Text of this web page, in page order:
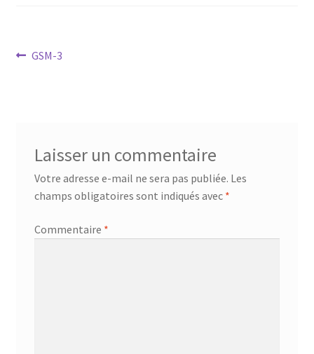
Me contacter
Vidéos
Navigation
Article
GSM-3
Laisser un commentaire
Votre adresse e-mail ne sera pas publiée. Les
champs obligatoires sont indiqués avec *
Commentaire *